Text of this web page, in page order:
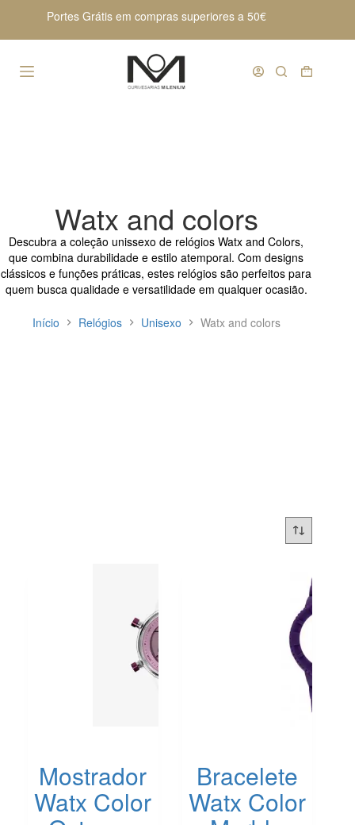
o
Portes Grátis em compras superiores a 50€
Carrinho
Watx and colors
Descubra a coleção unissexo de relógios Watx and Colors,
que combina durabilidade e estilo atemporal. Com designs
clássicos e funções práticas, estes relógios são perfeitos para
quem busca qualidade e versatilidade em qualquer ocasião.
Início Relógios Unisexo Watx and colors
Mostrador
Watx Color
Bracelete
Watx Color